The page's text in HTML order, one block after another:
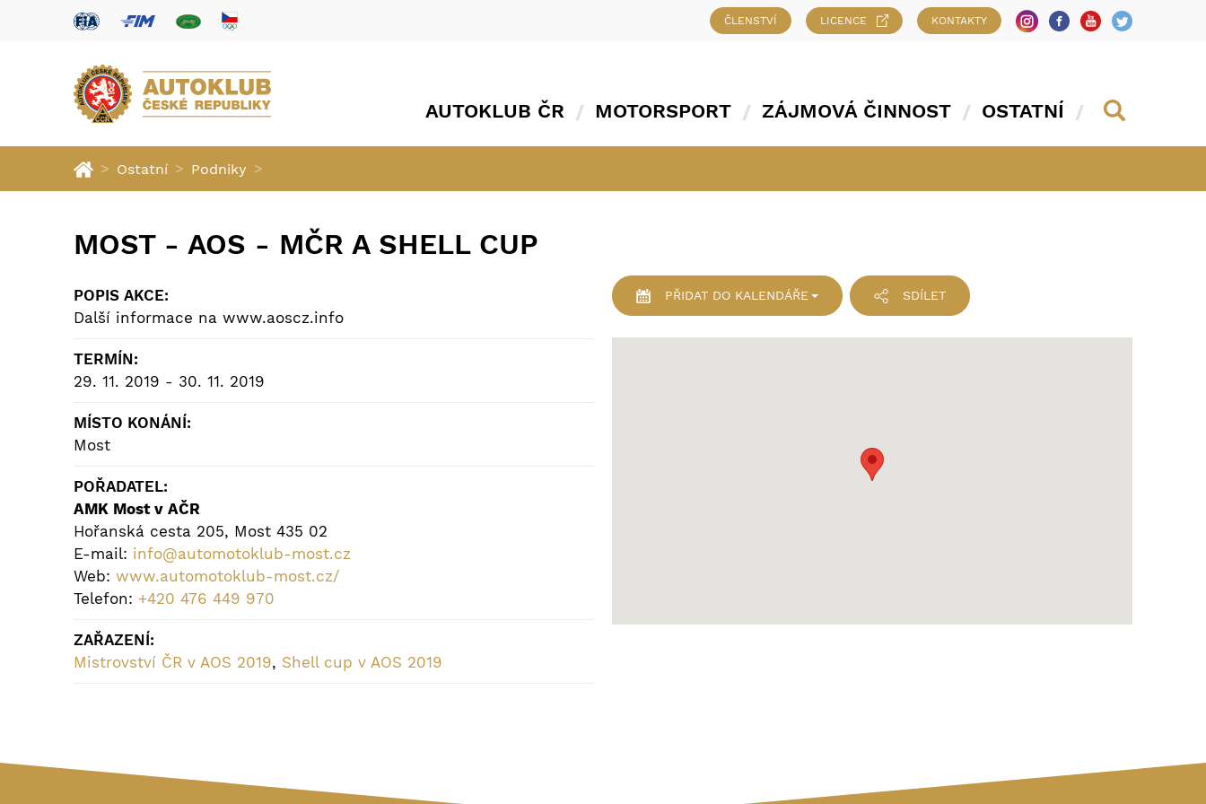
ČLENSTVÍ LICENCE KONTAKTY
AUTOKLUB ČR MOTORSPORT ZÁJMOVÁ ČINNOST OSTATNÍ
> Ostatní > Podniky >
MOST - AOS - MČR A SHELL CUP
POPIS AKCE:
Další informace na www.aoscz.info
TERMÍN:
29. 11. 2019 - 30. 11. 2019
MÍSTO KONÁNÍ:
Most
POŘADATEL:
AMK Most v AČR
Hořanská cesta 205, Most 435 02
E-mail: info@automotoklub-most.cz
Web: www.automotoklub-most.cz/
Telefon: +420 476 449 970
ZAŘAZENÍ:
Mistrovství ČR v AOS 2019, Shell cup v AOS 2019
PŘIDATDO KALENDÁŘE SDÍLET